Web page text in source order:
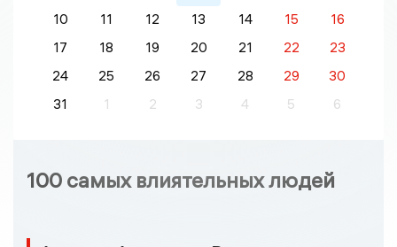
10
11 12 13 14 15
16
17
18 19 20 21 22
23
24
25 26 27 28 29
30
31
1 2 3 4 5 6
100 самых влиятельных людей